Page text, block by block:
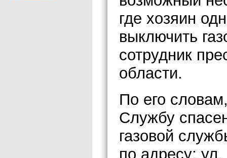
где хозяин
выключить
сотрудник
области.
По его
Службу
газовой
по адресу: